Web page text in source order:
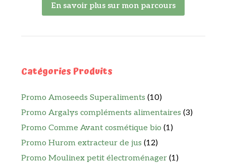
En savoir plus sur mon parcours
Catégories Produits
Promo Amoseeds Superaliments (10)
Promo Argalys compléments alimentaires (3)
Promo Comme Avant cosmétique bio (1)
Promo Hurom extracteur de jus (12)
Promo Moulinex petit électroménager (1)